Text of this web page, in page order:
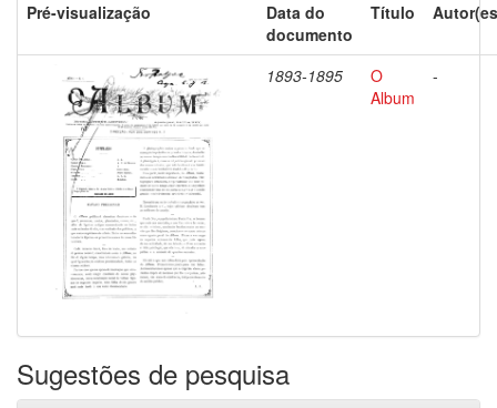
Pré-visualização
Data do
documento
Título
1893-1895
O
Album
-
Sugestões de pesquisa